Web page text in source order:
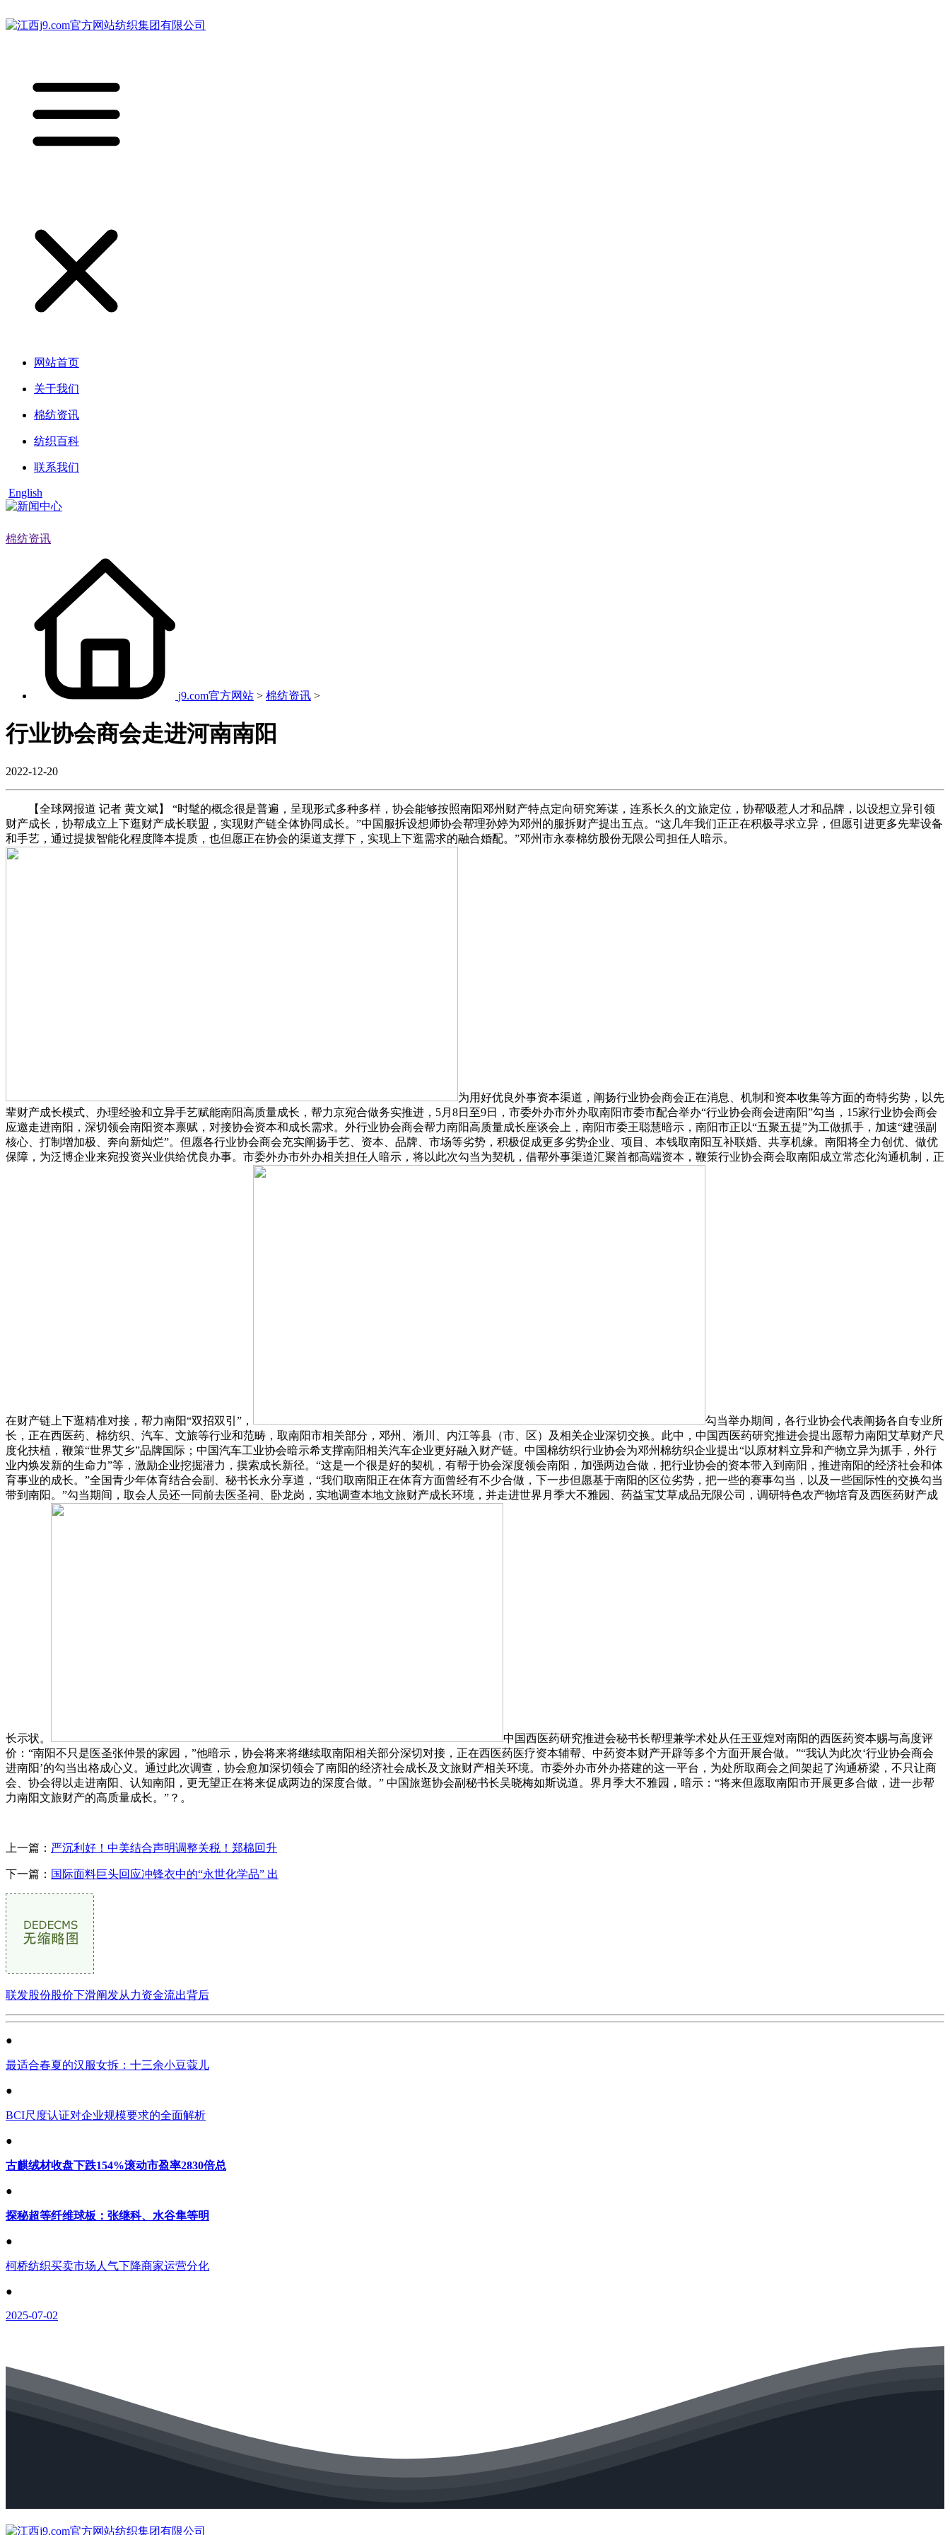
网站首页
关于我们
棉纺资讯
纺织百科
联系我们
English
棉纺资讯
j9.com官方网站 > 棉纺资讯 >
行业协会商会走进河南南阳
2022-12-20
【全球网报道 记者 黄文斌】 “时髦的概念很是普遍，呈现形式多种多样，协会能够按照南阳邓州财产特点定向研究筹谋，连系长久的文旅定位，协帮吸惹人才和品牌，以设想立异引领
财产成长，协帮成立上下逛财产成长联盟，实现财产链全体协同成长。”中国服拆设想师协会帮理孙婷为邓州的服拆财产提出五点。“这几年我们正正在积极寻求立异，但愿引进更多先辈设备
和手艺，通过提拔智能化程度降本提质，也但愿正在协会的渠道支撑下，实现上下逛需求的融合婚配。”邓州市永泰棉纺股份无限公司担任人暗示。
为用好优良外事资本渠道，阐扬行业协会商会正在消息、机制和资本收集等方面的奇特劣势，以先
辈财产成长模式、办理经验和立异手艺赋能南阳高质量成长，帮力京宛合做务实推进，5月8日至9日，市委外办市外办取南阳市委市配合举办“行业协会商会进南阳”勾当，15家行业协会商会
应邀走进南阳，深切领会南阳资本禀赋，对接协会资本和成长需求。外行业协会商会帮力南阳高质量成长座谈会上，南阳市委王聪慧暗示，南阳市正以“五聚五提”为工做抓手，加速“建强副
核心、打制增加极、奔向新灿烂”。但愿各行业协会商会充实阐扬手艺、资本、品牌、市场等劣势，积极促成更多劣势企业、项目、本钱取南阳互补联婚、共享机缘。南阳将全力创优、做优
保障，为泛博企业来宛投资兴业供给优良办事。市委外办市外办相关担任人暗示，将以此次勾当为契机，借帮外事渠道汇聚首都高端资本，鞭策行业协会商会取南阳成立常态化沟通机制，正
在财产链上下逛精准对接，帮力南阳“双招双引”，
勾当举办期间，各行业协会代表阐扬各自专业所
长，正在西医药、棉纺织、汽车、文旅等行业和范畴，取南阳市相关部分，邓州、淅川、内江等县（市、区）及相关企业深切交换。此中，中国西医药研究推进会提出愿帮力南阳艾草财产尺
度化扶植，鞭策“世界艾乡”品牌国际；中国汽车工业协会暗示希支撑南阳相关汽车企业更好融入财产链。中国棉纺织行业协会为邓州棉纺织企业提出“以原材料立异和产物立异为抓手，外行
业内焕发新的生命力”等，激励企业挖掘潜力，摸索成长新径。“这是一个很是好的契机，有帮于协会深度领会南阳，加强两边合做，把行业协会的资本带入到南阳，推进南阳的经济社会和体
育事业的成长。”全国青少年体育结合会副、秘书长永分享道，“我们取南阳正在体育方面曾经有不少合做，下一步但愿基于南阳的区位劣势，把一些的赛事勾当，以及一些国际性的交换勾当
带到南阳。”勾当期间，取会人员还一同前去医圣祠、卧龙岗，实地调查本地文旅财产成长环境，并走进世界月季大不雅园、药益宝艾草成品无限公司，调研特色农产物培育及西医药财产成
长示状。
中国西医药研究推进会秘书长帮理兼学术处从任王亚煌对南阳的西医药资本赐与高度评
价：“南阳不只是医圣张仲景的家园，”他暗示，协会将来将继续取南阳相关部分深切对接，正在西医药医疗资本辅帮、中药资本财产开辟等多个方面开展合做。”“我认为此次‘行业协会商会
进南阳’的勾当出格成心义。通过此次调查，协会愈加深切领会了南阳的经济社会成长及文旅财产相关环境。市委外办市外办搭建的这一平台，为处所取商会之间架起了沟通桥梁，不只让商
会、协会得以走进南阳、认知南阳，更无望正在将来促成两边的深度合做。” 中国旅逛协会副秘书长吴晓梅如斯说道。界月季大不雅园，暗示：“将来但愿取南阳市开展更多合做，进一步帮
力南阳文旅财产的高质量成长。”？。
上一篇： 严沉利好！中美结合声明调整关税！郑棉回升
下一篇： 国际面料巨头回应冲锋衣中的“永世化学品” 出
联发股份股价下滑阐发从力资金流出背后
●
最适合春夏的汉服女拆：十三余小豆蔻儿
●
BCI尺度认证对企业规模要求的全面解析
●
古麒绒材收盘下跌154%滚动市盈率2830倍总
●
探秘超等纤维球板：张继科、水谷隼等明
●
柯桥纺织买卖市场人气下降商家运营分化
●
2025-07-02